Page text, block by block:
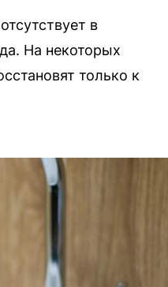
в
На некоторых
только к